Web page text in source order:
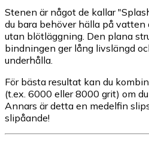
Stenen är något de kallar
du bara behöver hälla på vatten
utan blötläggning. Den plana
bindningen ger lång livslängd
underhålla.
För bästa resultat kan du
(t.ex. 6000 eller 8000 grit) om
Annars är detta en medelfin
slipåande!